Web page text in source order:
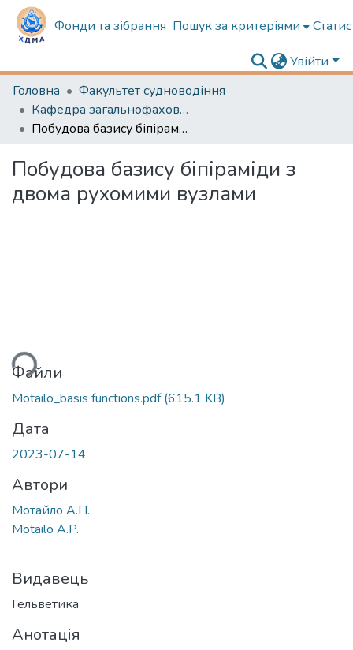
Фонди та зібрання Пошук за критеріями
Увійти
Головна
Факультет судноводіння
Кафедра загальнофахової підготовки та морської безпеки
Побудова базису біпіраміди з двома рухомими вузлами
Побудова базису біпіраміди з
двома рухомими вузлами
Файли
Motailo_basis functions.pdf(615.1 KB)
Дата
2023-07-14
Автори
Мотайло А.П.
Motailo A.P.
Видавець
Гельветика
Анотація